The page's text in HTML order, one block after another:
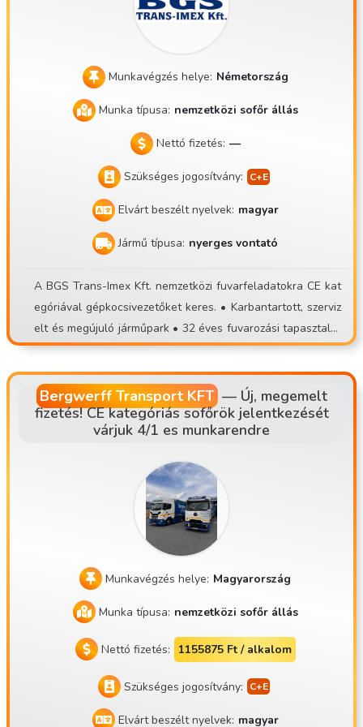
• Tervezhető, kiszámítható munkarend • Napi hazajárós leh
• Kulturált, nyugodt munkavégzés 🚚 Járműpark: • EURO6-o
s Renault T vontatók • Állóklíma • Állófűtés • Sávtartó ren
normális munkakörnyezet. Ha eleged van a rakodásból, biz
onytalan helyekből vagy kiszámíthatatlan munkából, válts
egy stabil csapathoz! 📞 Jelentkezés: 📧 contisettrans@gma
Munkavégzés helye: Németország
Munka típusa: nemzetközi sofőr állás
Nettó fizetés: —
Szükséges jogosítvány:
Elvárt beszélt nyelvek: magyar
Jármű típusa: nyerges vontató
A BGS Trans-Imex Kft. nemzetközi fuvarfeladatokra CE kat
egóriával gépkocsivezetőket keres. • Karbantartott, szerviz
elt és megújuló járműpark • 32 éves fuvarozási tapasztalat
• Telephelyi indulás, fix kocsis rendszerben • Fő irányvonal
ak: AT, DE, NL, SK, CZ
Bergwerff Transport KFT— Új, megemelt
fizetés! CE kategóriás sofőrök jelentkezését
várjuk 4/1 es munkarendre
Munkavégzés helye: Magyarország
Munka típusa: nemzetközi sofőr állás
Nettó fizetés: 1155875 Ft / alkalom
Szükséges jogosítvány:
Elvárt beszélt nyelvek: magyar